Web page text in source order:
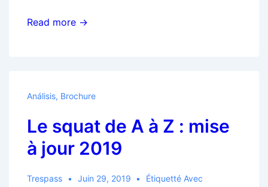
Bure
réoccupé
Read more →
Análisis, Brochure
Le squat de A à Z : mise
à jour 2019
Trespass Juin 29, 2019
Étiquetté Avec